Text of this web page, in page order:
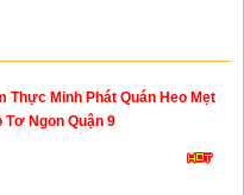
Thực Minh Phát Quán Heo Mẹt
Tơ Ngon Quận 9